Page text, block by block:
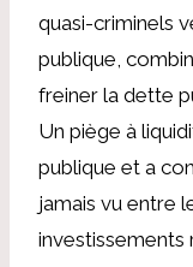
quasi-criminels
publique,
freiner la dette
Un piège à
publique et a
jamais vu entre
investissements